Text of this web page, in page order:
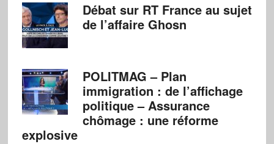
Débat sur RT France au sujet
de l’affaire Ghosn
POLITMAG – Plan
immigration : de l’affichage
politique – Assurance
chômage : une réforme
explosive